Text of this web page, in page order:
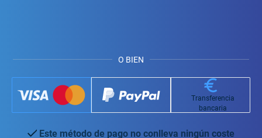
O BIEN
Transferencia
bancaria
Este método de pago no conlleva ningún coste